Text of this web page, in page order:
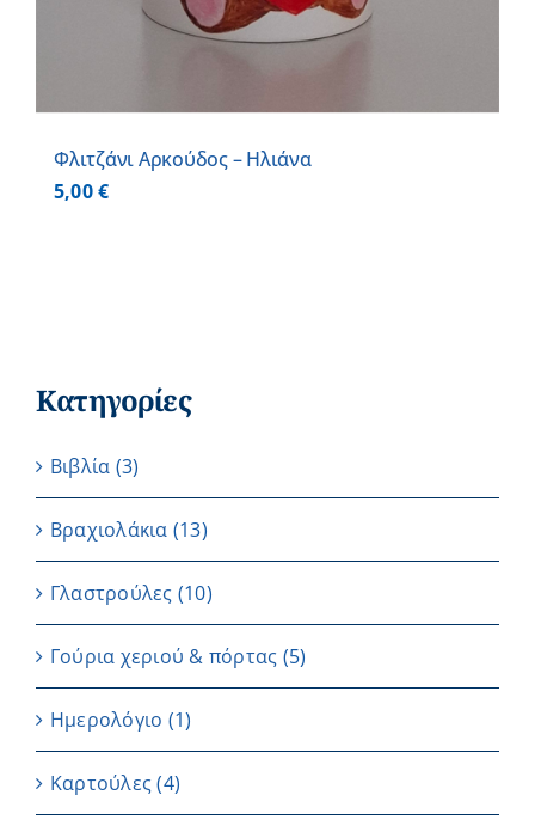
Φλιτζάνι Αρκούδος – Ηλιάνα
5,00€
Κατηγορίες
Βιβλία (3)
Βραχιολάκια (13)
Γλαστρούλες (10)
Γούρια χεριού & πόρτας (5)
Ημερολόγιο (1)
Καρτούλες (4)